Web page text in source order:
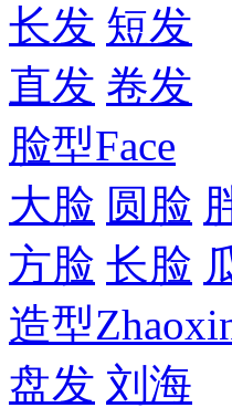
长发 短发
直发 卷发
脸型Face
大脸 圆脸
方脸 长脸
造型
盘发 刘海